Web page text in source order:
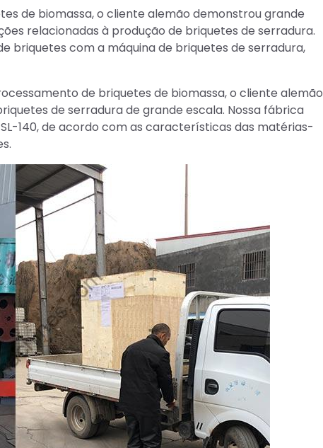
de biomassa, o cliente alemão demonstrou grande
relacionadas à produção de briquetes de serradura.
briquetes com a máquina de briquetes de serradura,
de briquetes de biomassa, o cliente alemão
de serradura de grande escala. Nossa fábrica
140, de acordo com as características das matérias-